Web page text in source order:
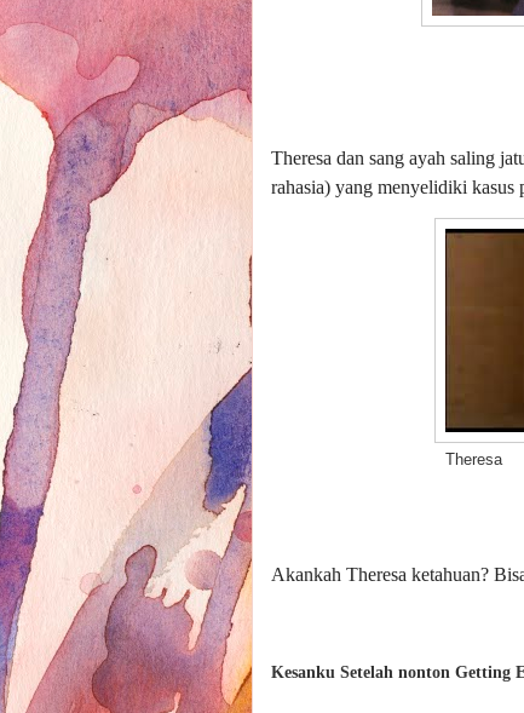
Theresa dan sang ayah saling
rahasia) yang menyelidiki kasus
Theresa
Akankah Theresa ketahuan?
Kesanku Setelah nonton Getting